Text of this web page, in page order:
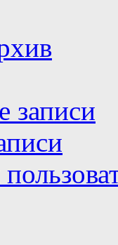
записи